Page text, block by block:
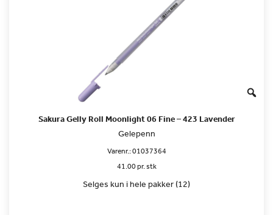
Sakura Gelly Roll Moonlight 06 Fine – 423 Lavender
Gelepenn
Varenr.:01037364
41.00 pr. stk
Selges kun i hele pakker (12)